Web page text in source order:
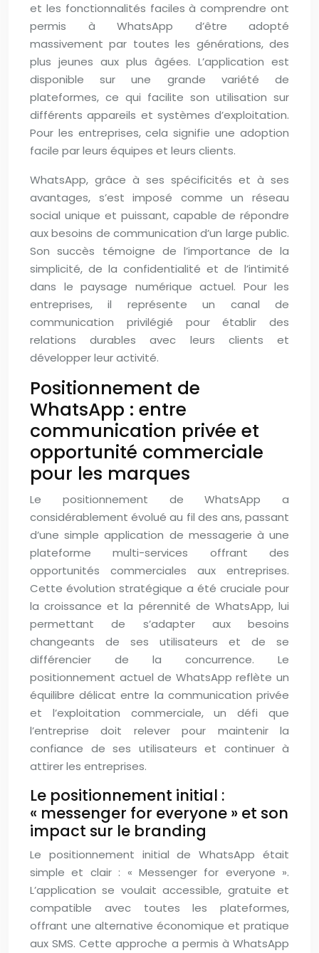
et les fonctionnalités faciles à comprendre ont
permis à WhatsApp d’être adopté
massivement par toutes les générations, des
plus jeunes aux plus âgées. L’application est
disponible sur une grande variété de
plateformes, ce qui facilite son utilisation sur
différents appareils et systèmes d’exploitation.
Pour les entreprises, cela signifie une adoption
facile par leurs équipes et leurs clients.
WhatsApp, grâce à ses spécificités et à ses
avantages, s’est imposé comme un réseau
social unique et puissant, capable de répondre
aux besoins de communication d’un large public.
Son succès témoigne de l’importance de la
simplicité, de la confidentialité et de l’intimité
dans le paysage numérique actuel. Pour les
entreprises, il représente un canal de
communication privilégié pour établir des
relations durables avec leurs clients et
développer leur activité.
Positionnement de
WhatsApp : entre
communication privée et
opportunité commerciale
pour les marques
Le positionnement de WhatsApp a
considérablement évolué au fil des ans, passant
d’une simple application de messagerie à une
plateforme multi-services offrant des
opportunités commerciales aux entreprises.
Cette évolution stratégique a été cruciale pour
la croissance et la pérennité de WhatsApp, lui
permettant de s’adapter aux besoins
changeants de ses utilisateurs et de se
différencier de la concurrence. Le
positionnement actuel de WhatsApp reflète un
équilibre délicat entre la communication privée
et l’exploitation commerciale, un défi que
l’entreprise doit relever pour maintenir la
confiance de ses utilisateurs et continuer à
attirer les entreprises.
Le positionnement initial :
« messenger for everyone » et son
impact sur le branding
Le positionnement initial de WhatsApp était
simple et clair : « Messenger for everyone ».
L’application se voulait accessible, gratuite et
compatible avec toutes les plateformes,
offrant une alternative économique et pratique
aux SMS. Cette approche a permis à WhatsApp